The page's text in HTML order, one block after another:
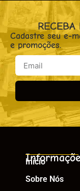
RECEBA
Cadastre seu e-
e promoções.
Início
Sobre Nós